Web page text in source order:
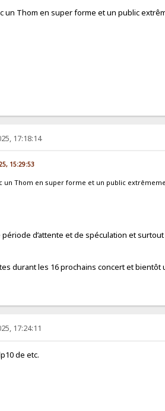
un Thom en super forme et un public
17:18:14
15:29:53
un Thom en super forme et un public
d’attente et de spéculation et
durant les 16 prochains concert et
17:24:11
de etc.